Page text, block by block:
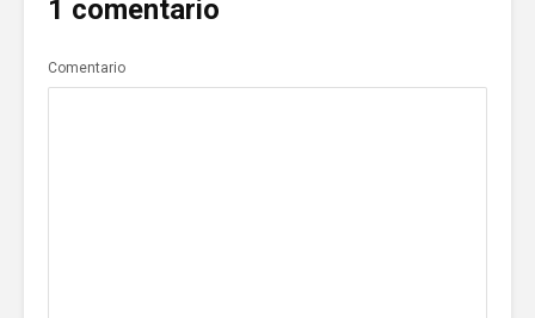
1 comentario
Comentario